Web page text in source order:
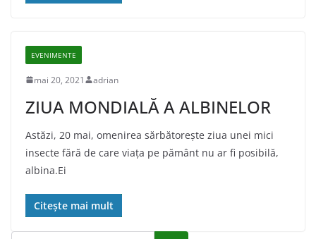
EVENIMENTE
mai 20, 2021 adrian
ZIUA MONDIALĂ A ALBINELOR
Astăzi, 20 mai, omenirea sărbătoreşte ziua unei mici
insecte fără de care viaţa pe pământ nu ar fi posibilă,
albina.Ei
Citește mai mult